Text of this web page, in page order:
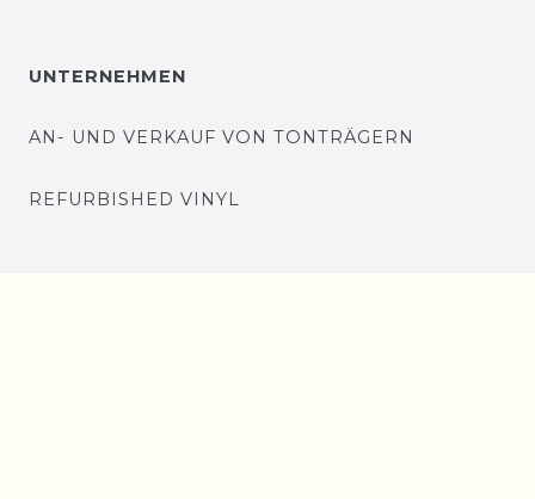
UNTERNEHMEN
AN- UND VERKAUF VON TONTRÄGERN
REFURBISHED VINYL